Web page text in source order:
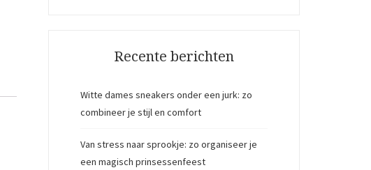
Recente berichten
Witte dames sneakers onder een jurk: zo
combineer je stijl en comfort
Van stress naar sprookje: zo organiseer je
een magisch prinsessenfeest